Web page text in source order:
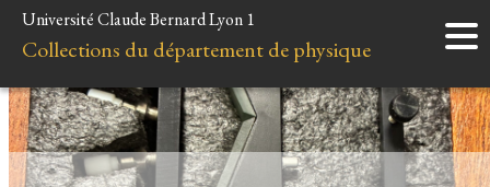
Accueil
Instruments
Minéraux
Université Claude Bernard Lyon 1
Collections du département de physique